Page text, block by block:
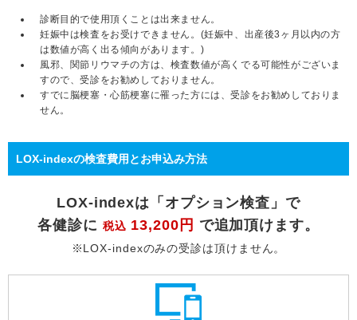
診断目的で使用頂くことは出来ません。
妊娠中は検査をお受けできません。(妊娠中、出産後3ヶ月以内の方
は数値が高く出る傾向があります。)
風邪、関節リウマチの方は、検査数値が高くでる可能性がございま
すので、受診をお勧めしておりません。
すでに脳梗塞・心筋梗塞に罹った方には、受診をお勧めしておりま
せん。
LOX-indexの検査費用とお申込み方法
LOX-indexは「オプション検査」で
各健診に 税込 13,200円 で追加頂けます。
※LOX-indexのみの受診は頂けません。